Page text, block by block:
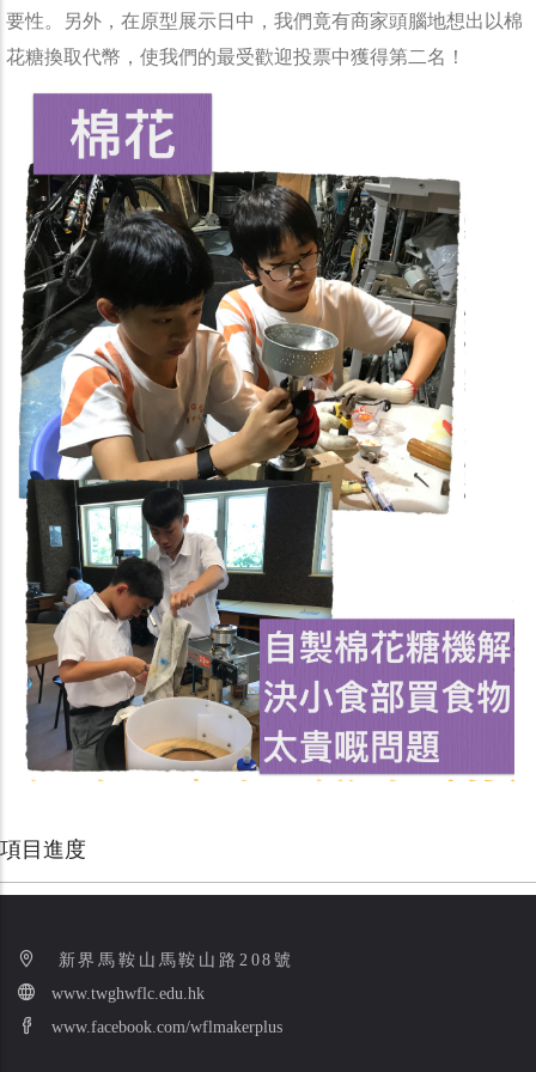
要性。另外，在原型展示日中，我們竟有商家頭腦地想出以棉
花糖換取代幣，使我們的最受歡迎投票中獲得第二名！
項目進度
新界馬鞍山馬鞍山路208號
www.twghwflc.edu.hk
www.facebook.com/wflmakerplus